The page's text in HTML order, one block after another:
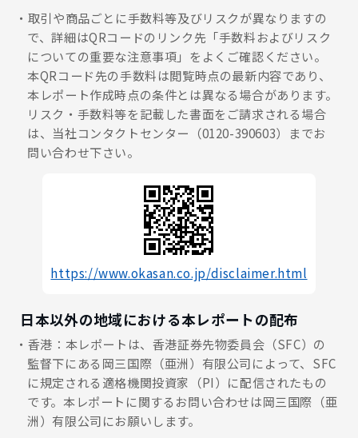
取引や商品ごとに手数料等及びリスクが異なりますの
で、詳細はQRコードのリンク先「手数料およびリスク
についての重要な注意事項」をよくご確認ください。
本QRコード先の手数料は閲覧時点の最新内容であり、
本レポート作成時点の条件とは異なる場合があります。
リスク・手数料等を記載した書面をご請求される場合
は、当社コンタクトセンター（0120-390603）までお
問い合わせ下さい。
https://www.okasan.co.jp/disclaimer.html
日本以外の地域における本レポートの配布
香港：本レポートは、香港証券先物委員会（SFC）の
監督下にある岡三国際（亜洲）有限公司によって、SFC
に規定される適格機関投資家（PI）に配信されたもの
です。本レポートに関するお問い合わせは岡三国際（亜
洲）有限公司にお願いします。